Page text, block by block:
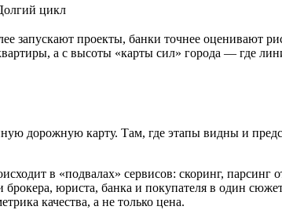
цикл
запускают проекты, банки точнее оценивают
а с высоты «карты сил» города — где
дорожную карту. Там, где этапы видны и
в «подвалах» сервисов: скоринг,
юриста, банка и покупателя в один
качества, а не только цена.